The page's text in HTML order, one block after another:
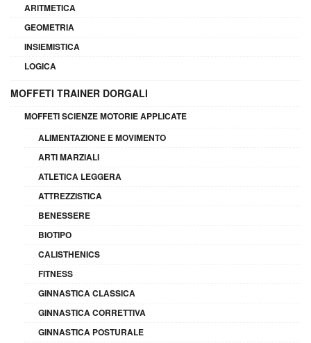
ARITMETICA
GEOMETRIA
INSIEMISTICA
LOGICA
MOFFETI TRAINER DORGALI
MOFFETI SCIENZE MOTORIE APPLICATE
ALIMENTAZIONE E MOVIMENTO
ARTI MARZIALI
ATLETICA LEGGERA
ATTREZZISTICA
BENESSERE
BIOTIPO
CALISTHENICS
FITNESS
GINNASTICA CLASSICA
GINNASTICA CORRETTIVA
GINNASTICA POSTURALE